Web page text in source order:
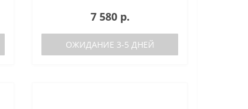
Multitronics MPC-810 по сравнению с
7 580 р.
ОЖИДАНИЕ 3-5 ДНЕЙ